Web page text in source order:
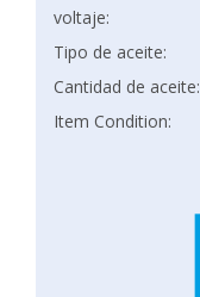
voltaje:
Tipo de aceite:
Cantidad de aceite:
Item Condition: